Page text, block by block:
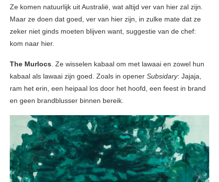
Ze komen natuurlijk uit Australië, wat altijd ver van hier zal zijn.
Maar ze doen dat goed, ver van hier zijn, in zulke mate dat ze
zeker niet ginds moeten blijven want, suggestie van de chef:
kom naar hier.
The Murlocs. Ze wisselen kabaal om met lawaai en zowel hun
kabaal als lawaai zijn goed. Zoals in opener Subsidary: Jajaja,
ram het erin, een heipaal los door het hoofd, een feest in brand
en geen brandblusser binnen bereik.